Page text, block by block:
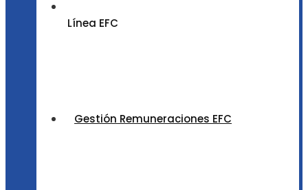
Línea EFC
Gestión Remuneraciones EFC